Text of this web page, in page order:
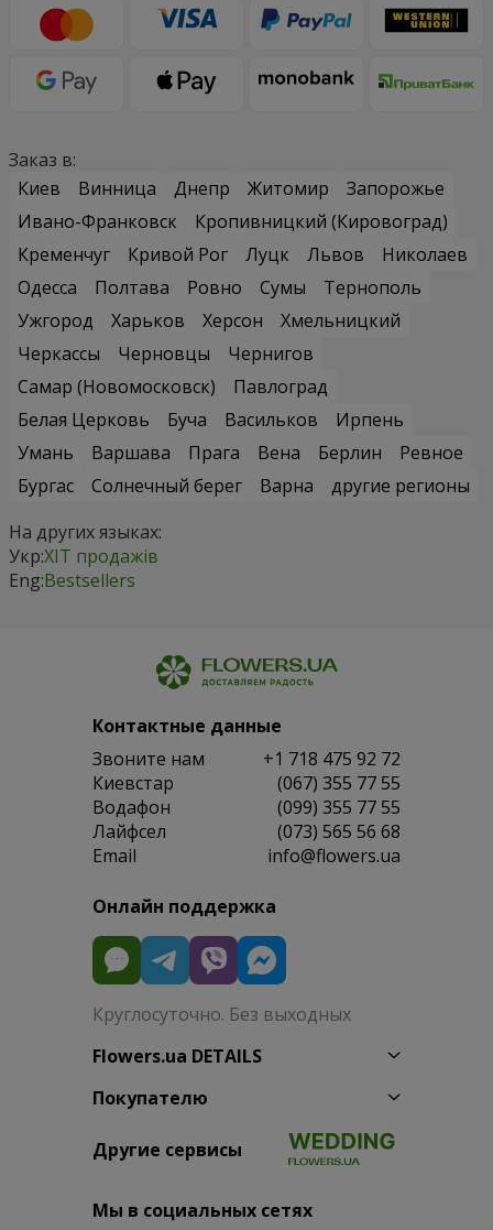
Заказ в:
Киев
Винница Днепр Житомир
Запорожье
Ивано-Франковск
Кропивницкий (Кировоград)
Кременчуг
Кривой Рог Луцк Львов
Николаев
Одесса
Полтава Ровно Сумы
Тернополь
Ужгород
Харьков Херсон
Хмельницкий
Черкассы
Черновцы
Чернигов
Самар (Новомосковск)
Павлоград
Белая Церковь
Буча Васильков
Ирпень
Умань
Варшава Прага Вена Берлин
Ревное
Бургас
Солнечный берег Варна
другие регионы
На других языках:
Укр:ХІТ продажів
Eng:Bestsellers
Контактные данные
Звоните нам
+1 718 475 92 72
Киевстар
(067) 355 77 55
Водафон
(099) 355 77 55
Лайфсел
(073) 565 56 68
Email
info@flowers.ua
Онлайн поддержка
Круглосуточно. Без выходных
Flowers.ua DETAILS
Покупателю
Другие сервисы
Мы в социальных сетях